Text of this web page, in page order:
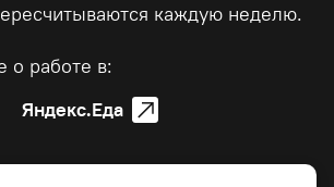
каждую неделю.
о работе в:
Яндекс.Еда